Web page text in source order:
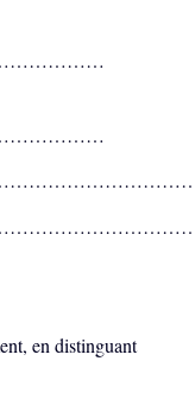
en distinguant